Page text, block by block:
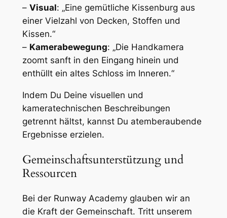
– Visual: „Eine gemütliche Kissenburg aus
einer Vielzahl von Decken, Stoffen und
Kissen.“
– Kamerabewegung: „Die Handkamera
zoomt sanft in den Eingang hinein und
enthüllt ein altes Schloss im Inneren.“
Indem Du Deine visuellen und
kameratechnischen Beschreibungen
getrennt hältst, kannst Du atemberaubende
Ergebnisse erzielen.
Gemeinschaftsunterstützung und
Ressourcen
Bei der Runway Academy glauben wir an
die Kraft der Gemeinschaft. Tritt unserem